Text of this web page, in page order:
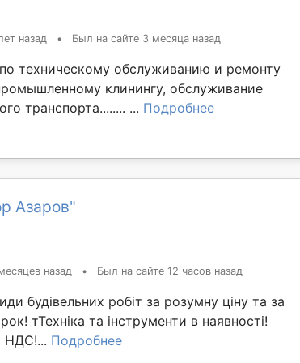
назад • Был на сайте 3 месяца назад
техническому обслуживанию и ремонту
клинингу, обслуживание
транспорта........ ... Подробнее
Азаров"
назад • Был на сайте 12 часов назад
будівельних робіт за розумну ціну та за
тТехніка та інструменти в наявності!
НДС!... Подробнее